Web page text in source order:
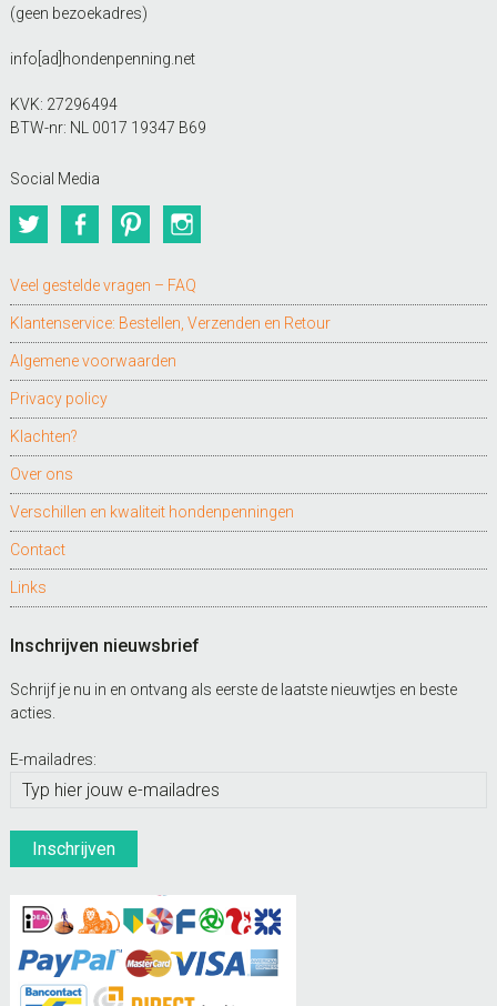
(geen bezoekadres)
info[ad]hondenpenning.net
KVK: 27296494
BTW-nr: NL 0017 19347 B69
Social Media
TwitterFacebookPinterest
Veel gestelde vragen – FAQ
Klantenservice: Bestellen, Verzenden en Retour
Algemene voorwaarden
Privacy policy
Klachten?
Over ons
Verschillen en kwaliteit hondenpenningen
Contact
Links
Inschrijven nieuwsbrief
Schrijf je nu in en ontvang als eerste de laatste nieuwtjes en beste
acties.
E-mailadres: